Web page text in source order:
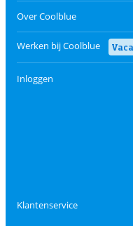
Over Coolblue
Werken bij Coolblue
Inloggen
Klantenservice